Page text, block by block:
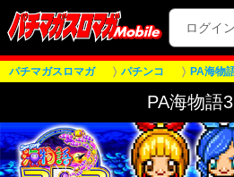
ログイン
パチマガスロマガ パチンコ PA海物
PA海物語